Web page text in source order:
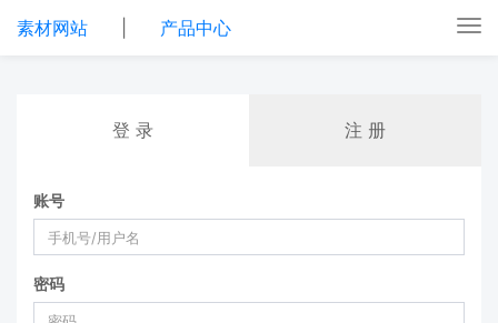
素材网站 产品中心
登 录 注 册
账号
密码